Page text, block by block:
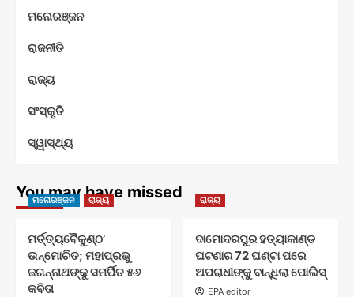
ମନୋରଞ୍ଜନ
ରାଜନୀତି
ରାଜ୍ୟ
ସଂସ୍କୃତି
ସ୍ୱାସ୍ଥ୍ୟ
You may have missed
ମନୋରଞ୍ଜନ ରାଜ୍ୟ
ମର୍ତ୍ତ୍ୟବୈକୁଣ୍ଠ’
ଉନ୍ମୋଚିତ; ମହାପ୍ରଭୁ
ଜଗନ୍ନାଥଙ୍କୁ ସମର୍ପିତ ୫୬
କବିତା
ରାଜ୍ୟ
ଦାମୋଦରପୁର ହତ୍ୟାକାଣ୍ଡ
ଘଟଣାର 72 ଘଣ୍ଟା ପରେ
ଅପରାଧୀଙ୍କୁ ବାନ୍ଧିଲା ପୋଲିସ୍
EPA editor